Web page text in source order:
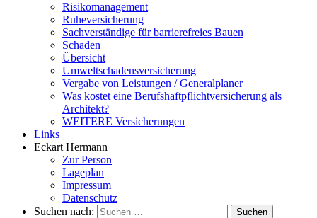
Risikomanagement
Ruheversicherung
Sachverständige für barrierefreies Bauen
Schaden
Übersicht
Umweltschadensversicherung
Vergabe von Leistungen / Generalplaner
Was kostet eine Berufshaftpflichtversicherung als
Architekt?
WEITERE Versicherungen
Links
Eckart Hermann
Zur Person
Lageplan
Impressum
Datenschutz
Suchen nach: